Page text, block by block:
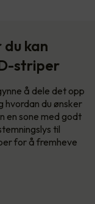
kan
striper
å dele det opp
hvordan du ønsker
en sone med godt
til
for å fremheve